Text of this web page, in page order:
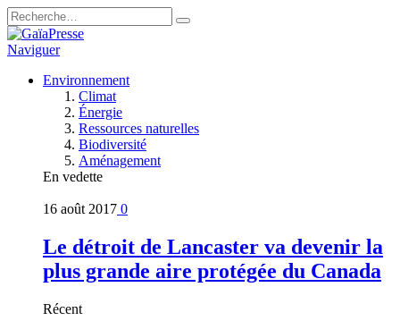
Naviguer
Environnement
Climat
Énergie
Ressources naturelles
Biodiversité
Aménagement
En vedette
16 août 2017 0
Le détroit de Lancaster va devenir la
plus grande aire protégée du Canada
Récent